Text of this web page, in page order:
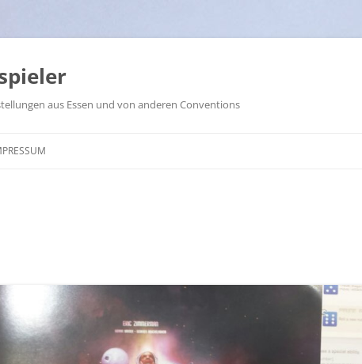
aus Essen und von anderen Conventions